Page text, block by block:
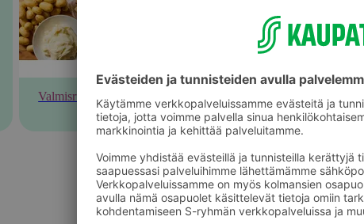
Valmisruoka Valmiit ateriat ja aterian osat